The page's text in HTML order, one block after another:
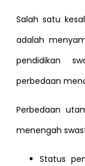
Salah satu
adalah
pendidikan
perbedaan
Perbedaan
menengah
Status